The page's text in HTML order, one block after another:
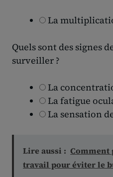
La
Quels sont des signes
surveiller ?
La
La fatigue
La sensation
Lire aussi : Comment
travail pour éviter le